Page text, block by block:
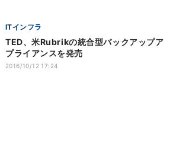
ITインフラ
TED、米Rubrikの統合型バックアップア
プライアンスを発売
2016/10/12 17:24